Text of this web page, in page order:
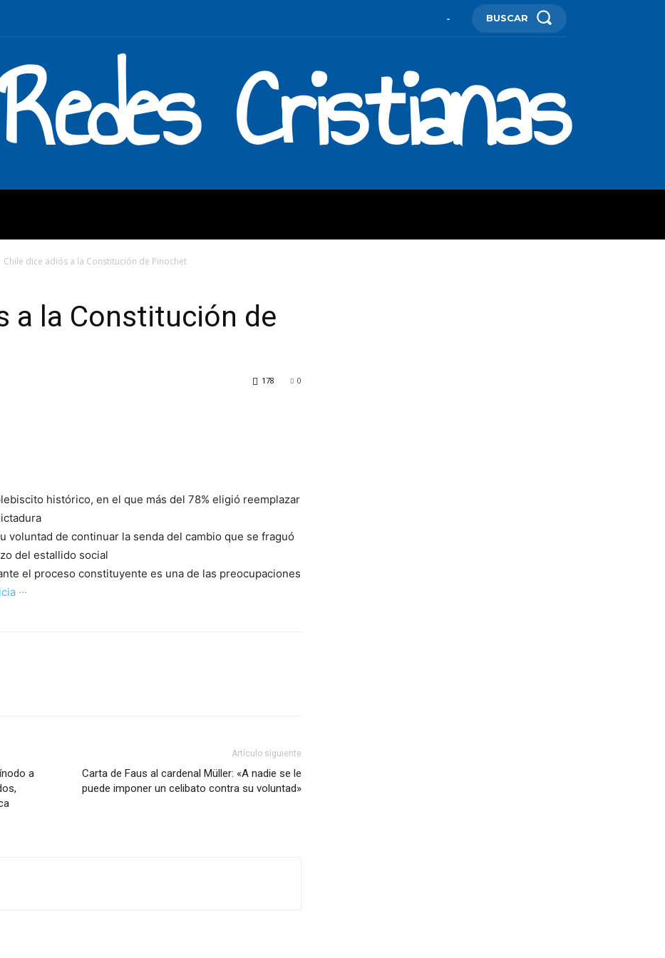
- BUSCAR
Cristianas
Chile dice adiós a la Constitución de Pinochet
a la Constitución de
0
178
histórico, en el que más del 78% eligió reemplazar
voluntad de continuar la senda del cambio que se fraguó
del estallido social
el proceso constituyente es una de las preocupaciones
···
a
Artículo siguiente
Carta de Faus al cardenal Müller: «A nadie se le
puede imponer un celibato contra su voluntad»